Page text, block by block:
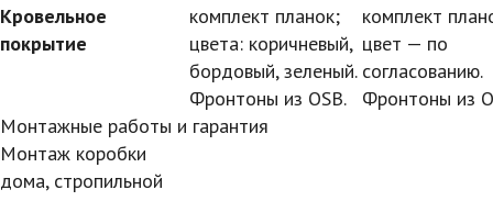
Кровельное
покрытие
комплект планок;
цвета: коричневый,
бордовый, зеленый.
Фронтоны из OSB.
комплект
цвет — по
согласованию.
Фронтоны из
Монтажные работы и гарантия
Монтаж коробки
дома, стропильной